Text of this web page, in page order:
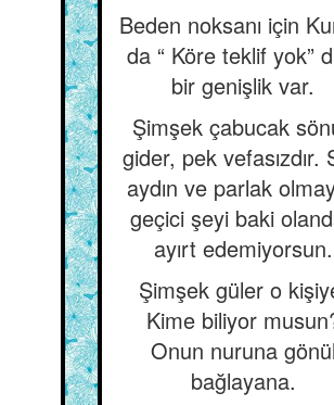
Beden noksanı için
da “ Köre teklif yok”
bir genişlik var.
Şimşek çabucak
gider, pek vefasızdır.
aydın ve parlak
geçici şeyi baki
ayırt edemiyorsun.
Şimşek güler o
Kime biliyor
Onun nuruna gönül
bağlayana.